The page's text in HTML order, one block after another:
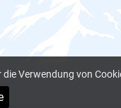
Verwendung von